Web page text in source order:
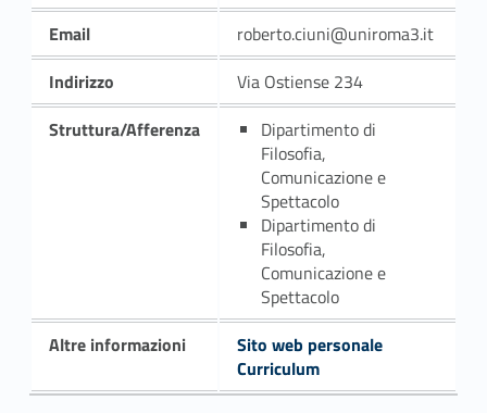
Email
roberto.ciuni@uniroma3.it
Indirizzo
Via Ostiense 234
Struttura/Afferenza
Dipartimento di
Filosofia,
Comunicazione e
Spettacolo
Dipartimento di
Filosofia,
Comunicazione e
Spettacolo
Altre informazioni
Sito web personale
Curriculum